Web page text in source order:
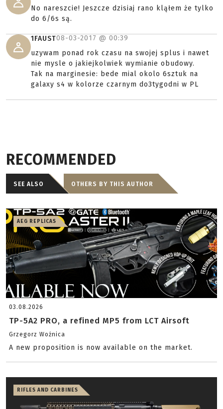
No nareszcie! Jeszcze dzisiaj rano kląłem że tylko
do 6/6s są.
1FAUST08-03-2017 @ 00:39
uzywam ponad rok czasu na swojej splus i nawet
nie mysle o jakiejkolwiek wymianie obudowy.
Tak na marginesie: bede mial okolo 6sztuk na
galaxy s4 w kolorze czarnym do3tygodni w PL
RECOMMENDED
SEE ALSO OTHERS BY THIS AUTHOR
AEG REPLICAS
03.08.2026
TP-5A2 PRO, a refined MP5 from LCT Airsoft
Grzegorz Woźnica
A new proposition is now available on the market.
RIFLES AND CARBINES